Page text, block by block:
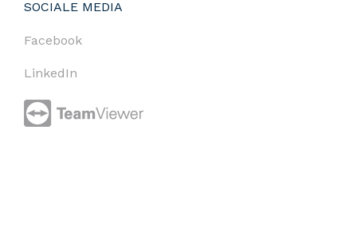
SOCIALE MEDIA
Facebook
LinkedIn